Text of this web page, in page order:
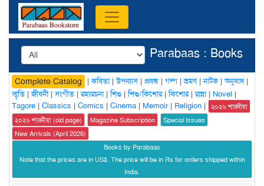
Parabaas : Books
Complete Catalog |কবিতা|উপন্যাস| প্রবন্ধ | গল্প |ভ্রমণ|নাটক |অনুবাদ|
স্মৃতি |জীবনী|সংগীত |রম্যরচনা|শিশু |শিশু/কিশোর|কিশোর|রান্না| Novel |
Tagore | Classics | Comics | Cinema | Memoir| Religion |
২০২৬ শারদীয়া
২০২৬ শারদীয়া (old page)
Magazine Subscription
Special Issues
New Arrivals (April 2026)
Books by Parabaas
Note that the prices are in US$. The price will be in Rs for orders shipped within
India.